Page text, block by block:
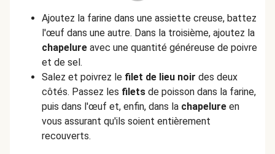
Ajoutez la farine dans une assiette creuse, battez
l'œuf dans une autre. Dans la troisième, ajoutez la
chapelure avec une quantité généreuse de poivre
et de sel.
Salez et poivrez le filet de lieu noir des deux
côtés. Passez les filets de poisson dans la farine,
puis dans l'œuf et, enfin, dans la chapelure en
vous assurant qu'ils soient entièrement
recouverts.